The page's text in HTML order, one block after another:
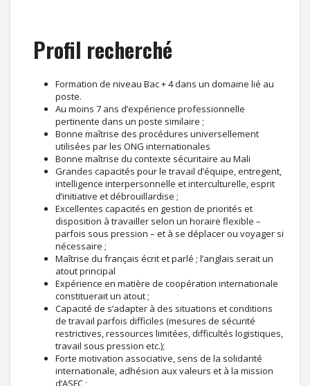
Profil recherché
Formation de niveau Bac + 4 dans un domaine lié au
poste.
Au moins 7 ans d’expérience professionnelle
pertinente dans un poste similaire ;
Bonne maîtrise des procédures universellement
utilisées par les ONG internationales
Bonne maîtrise du contexte sécuritaire au Mali
Grandes capacités pour le travail d’équipe, entregent,
intelligence interpersonnelle et interculturelle, esprit
d’initiative et débrouillardise ;
Excellentes capacités en gestion de priorités et
disposition à travailler selon un horaire flexible –
parfois sous pression – et à se déplacer ou voyager si
nécessaire ;
Maîtrise du français écrit et parlé ; l’anglais serait un
atout principal
Expérience en matière de coopération internationale
constituerait un atout ;
Capacité de s’adapter à des situations et conditions
de travail parfois difficiles (mesures de sécurité
restrictives, ressources limitées, difficultés logistiques,
travail sous pression etc.);
Forte motivation associative, sens de la solidarité
internationale, adhésion aux valeurs et à la mission
d’ASFC ;